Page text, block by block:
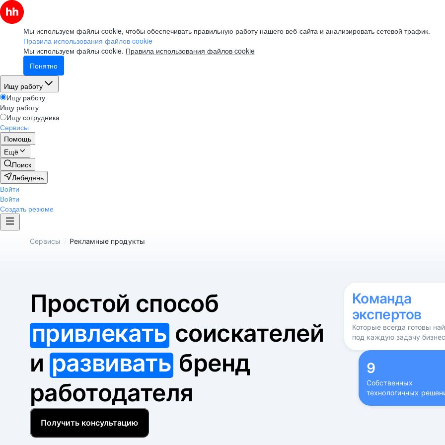
Мы используем файлы cookie, чтобы обеспечивать правильную работу нашего веб-сайта и анализировать сетевой трафик.
Правила использования файлов cookie
Мы используем файлы cookie. Правила использования файлов cookie
Понятно
Ищу работу
Ищу работу
Ищу работу
Ищу сотрудника
Сервисы
Помощь
Ещё
Поиск
Лебедянь
Войти
Войти
Создать резюме
Сервисы / Рекламные продукты
Простой способ
привлекатьсоискателей
и развивать бренд
работодателя
Получить консультацию
Команда
экспертов
Которые всегда готовы
под каждую задачу
9
Собственных
технологичных